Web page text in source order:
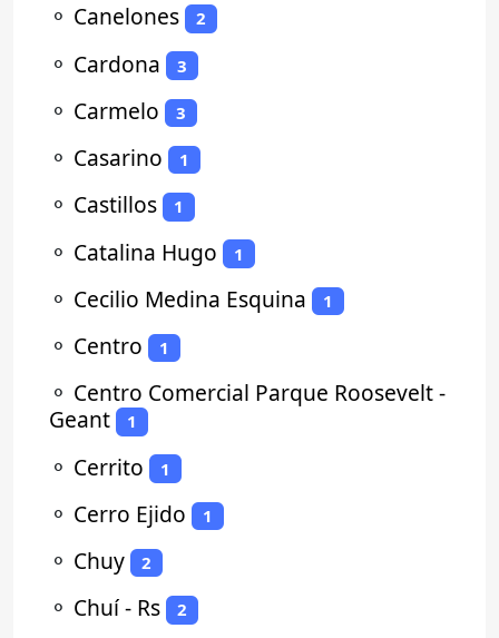
⚬ Canelones 2
⚬ Cardona 3
⚬ Carmelo 3
⚬ Casarino 1
⚬ Castillos 1
⚬ Catalina Hugo 1
⚬ Cecilio Medina Esquina 1
⚬ Centro 1
⚬ Centro Comercial Parque Roosevelt -
Geant
1
⚬ Cerrito 1
⚬ Cerro Ejido 1
⚬ Chuy 2
⚬ Chuí - Rs 2